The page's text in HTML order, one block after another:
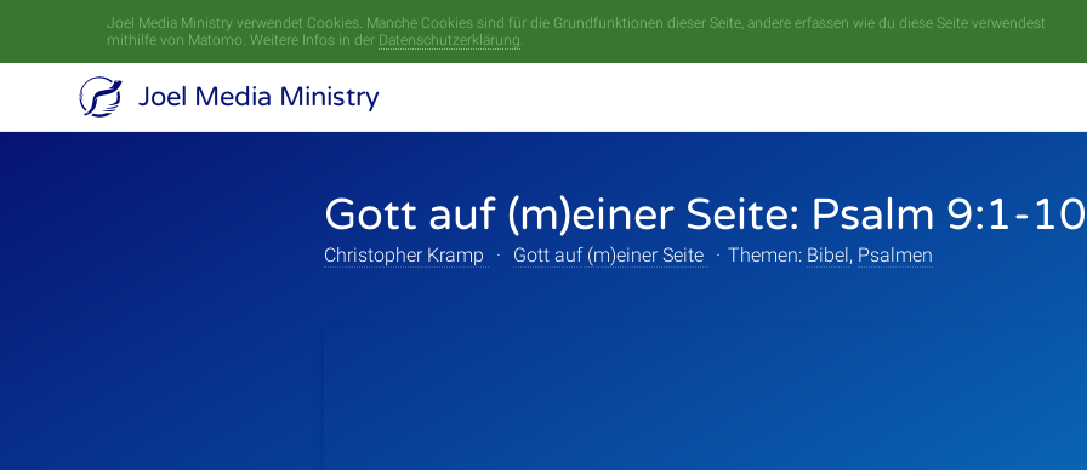
Joel Media Ministry verwendet Cookies. Manche Cookies sind für die Grundfunktionen dieser Seite, andere erfassen wie du diese Seite verwendest
mithilfe von Matomo. Weitere Infos in der Datenschutzerklärung.
Joel Media Ministry
Gott auf (m)einer Seite: Psalm 9:1-
Christopher Kramp · Gott auf (m)einer Seite · Themen: Bibel, Psalmen